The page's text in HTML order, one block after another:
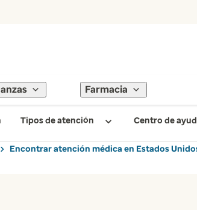
Farmacia
Tipos de atención Centro de
Encontrar atención médica en Estados